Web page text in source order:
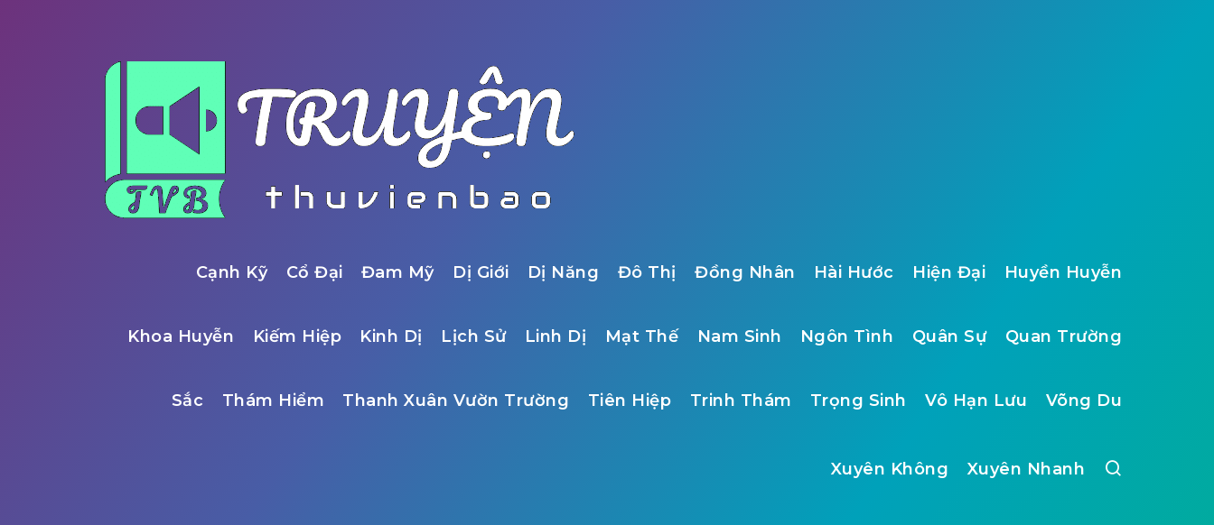
Cạnh Kỹ Cổ Đại Đam Mỹ Dị Giới Dị Năng Đô Thị Đồng Nhân Hài Hước Hiện Đại Huyền Huyễn
Khoa Huyễn Kiếm Hiệp Kinh Dị Lịch Sử Linh Dị Mạt Thế Nam Sinh Ngôn Tình Quân Sự Quan Trường
Sắc Thám Hiểm Thanh Xuân Vườn Trường Tiên Hiệp Trinh Thám Trọng Sinh Vô Hạn Lưu Võng Du
Xuyên Không Xuyên Nhanh